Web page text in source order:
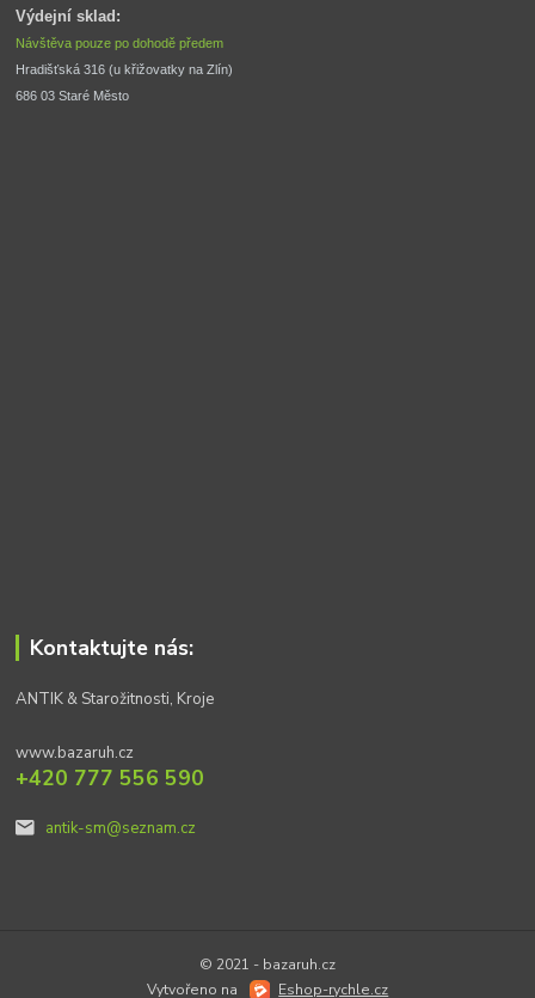
Výdejní sklad:
Návštěva pouze po dohodě předem
Hradišťská 316 (u křižovatky na Zlín)
686 03 Staré Město
Kontaktujte nás:
ANTIK & Starožitnosti, Kroje
www.bazaruh.cz
+420 777 556 590
antik-sm@seznam.cz
© 2021 - bazaruh.cz
Vytvořeno na
Eshop-rychle.cz